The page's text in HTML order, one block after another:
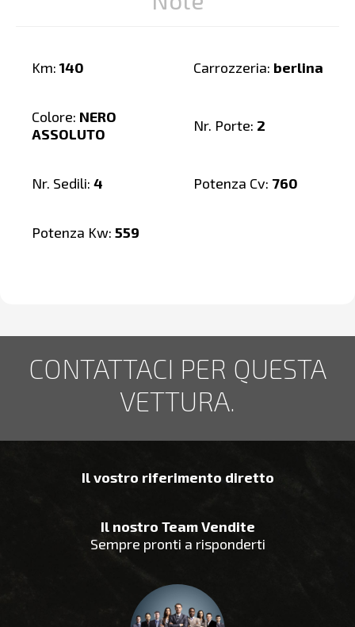
Km: 140 Carrozzeria: berlina
Colore: NERO
ASSOLUTO
Nr. Porte: 2
Nr. Sedili: 4 Potenza Cv: 760
Potenza Kw: 559
CONTATTACI PER QUESTA
VETTURA.
Il vostro riferimento diretto
Il nostro Team Vendite
Sempre pronti a risponderti